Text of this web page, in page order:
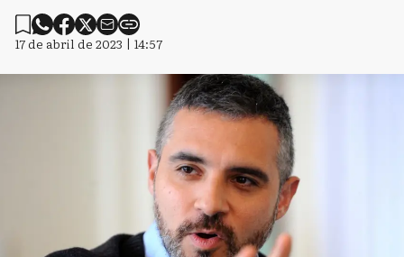
17 de abril de 2023 | 14:57